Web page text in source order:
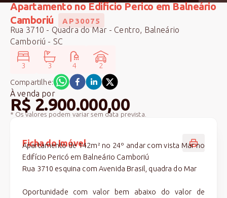
Apartamento no Edifício Perico em Balneário
Camboriú
AP30075
Rua 3710 - Quadra do Mar - Centro, Balneário
Camboriú - SC
3 3 4
2
Compartilhe:
À venda por
R$ 2.900.000,00
* Os valores podem variar sem data prevista.
Ficha do Imóvel
Apartamento de 142m² no 24º andar com vista Mar no
Edifício Pericó em Balneário Camboriú
Rua 3710 esquina com Avenida Brasil, quadra do Mar
Oportunidade com valor bem abaixo do valor de